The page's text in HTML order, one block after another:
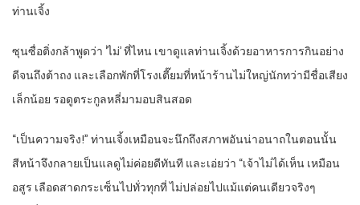
ท่านเจิ้ง
ซุนซื่อติ่งกล้าพูดว่า ‘ไม่’ ที่ไหน เขาดูแลท่านเจิ้งด้วยอาหารการกินอย่าง
ดีจนถึงต้าถง และเลือกพักที่โรงเตี๊ยมที่หน้าร้านไม่ใหญ่นักทว่ามีชื่อเสียง
เล็กน้อย รอดูตระกูลหลี่มามอบสินสอด
“เป็นความจริง!” ท่านเจิ้งเหมือนจะนึกถึงสภาพอันน่าอนาถในตอนนั้น
สีหน้าจึงกลายเป็นแลดูไม่ค่อยดีทันที และเอ่ยว่า “เจ้าไม่ได้เห็น เหมือน
อสูร เลือดสาดกระเซ็นไปทั่วทุกที่ ไม่ปล่อยไปแม้แต่คนเดียวจริงๆ